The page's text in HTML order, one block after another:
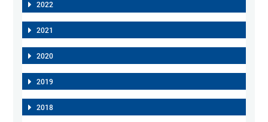
2022
2021
2020
2019
2018